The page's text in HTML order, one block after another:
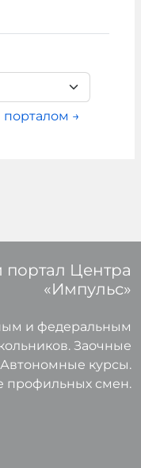
→
Центра
«Импульс»
и федеральным
Заочные
курсы.
профильных смен.